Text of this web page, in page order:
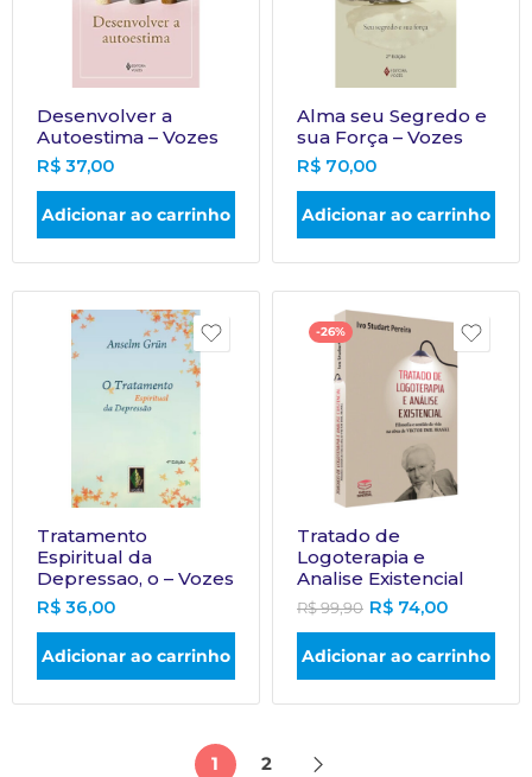
Desenvolver a
Autoestima – Vozes
R$ 37,00
Adicionar ao carrinho
Alma seu Segredo e
sua Força – Vozes
R$ 70,00
Adicionar ao carrinho
Tratamento
Espiritual da
Depressao, o – Vozes
R$ 36,00
Adicionar ao carrinho
-26%
Tratado de
Logoterapia e
Analise Existencial
R$99,90 R$ 74,00
Adicionar ao carrinho
1 2